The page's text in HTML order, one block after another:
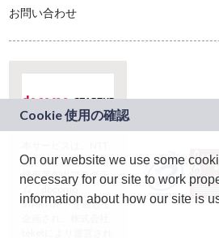
お問い合わせ
ドコモグループの新
規事業創出プログラ
ム「docomo
STARTUP」を通じて
On our website we use some
necessary for our site to work
information about how our site is